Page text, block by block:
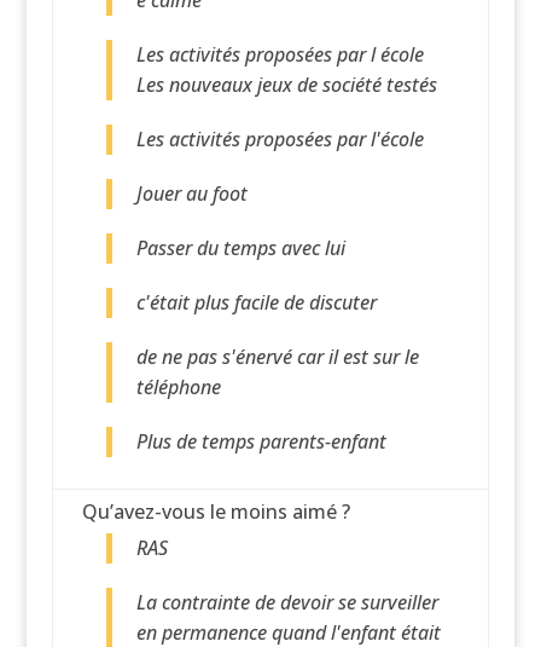
Les activités proposées par l école
Les nouveaux jeux de société testés
Les activités proposées par l'école
Jouer au foot
Passer du temps avec lui
c'était plus facile de discuter
de ne pas s'énervé car il est sur le
téléphone
Plus de temps parents-enfant
Qu’avez-vous le moins aimé ?
RAS
La contrainte de devoir se surveiller
en permanence quand l'enfant était